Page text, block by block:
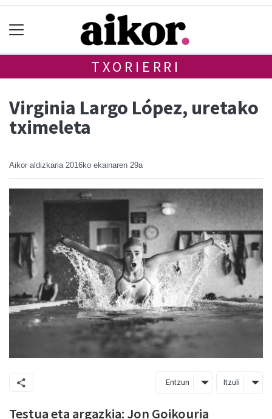
TXORIERRI
Virginia Largo López, uretako
tximeleta
Aikor aldizkaria 2016ko ekainaren 29a
Entzun Itzuli
Testua eta argazkia: Jon Goikouria